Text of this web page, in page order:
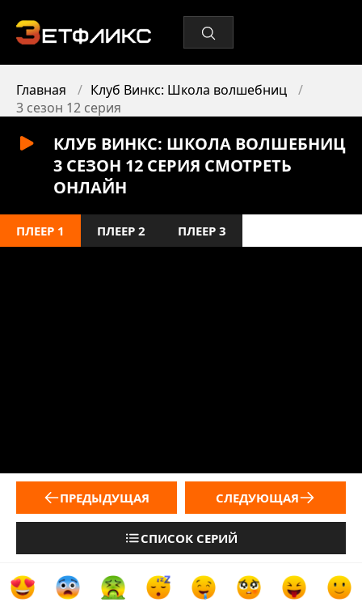
Главная
Клуб Винкс: Школа волшебниц
3 сезон 12 серия
КЛУБ ВИНКС: ШКОЛА ВОЛШЕБНИЦ
3 СЕЗОН 12 СЕРИЯ СМОТРЕТЬ
ОНЛАЙН
ПЛЕЕР 1 ПЛЕЕР 2 ПЛЕЕР 3
ПРЕДЫДУЩАЯ
СПИСОК СЕРИЙ
СЛЕДУЮЩАЯ